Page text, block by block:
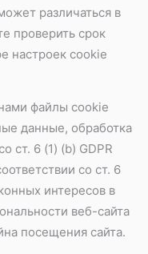
различаться в
проверить срок
настроек cookie
файлы cookie
данные, обработка
ст. 6 (1) (b) GDPR
со ст. 6
интересов в
веб-сайта
посещения сайта.